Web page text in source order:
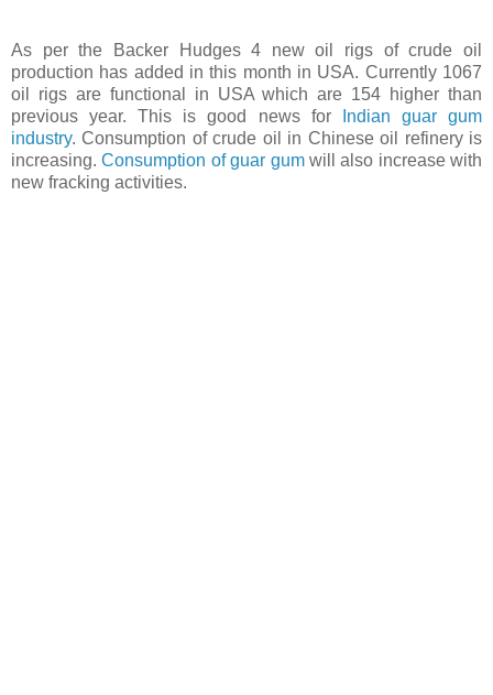
As per the Backer Hudges 4 new oil rigs of crude oil
production has added in this month in USA. Currently 1067
oil rigs are functional in USA which are 154 higher than
previous year. This is good news for
Indian guar gum
industry. Consumption of crude oil in Chinese oil refinery is
increasing.Consumption of guar gumwill also increase with
new fracking activities.